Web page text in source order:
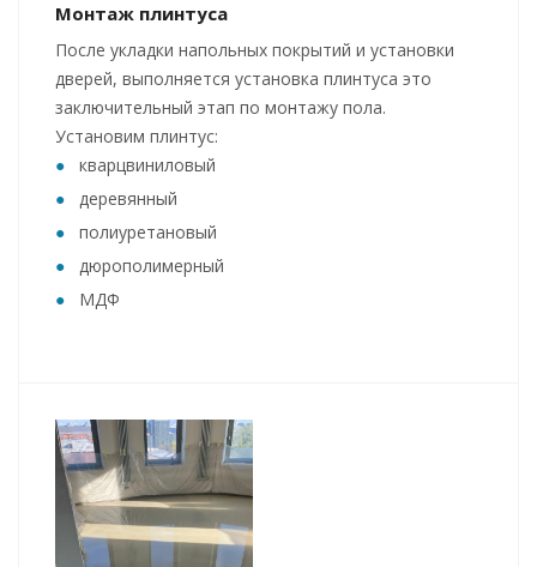
Монтаж плинтуса
После укладки напольных покрытий и установки
дверей, выполняется установка плинтуса это
заключительный этап по монтажу пола.
Установим плинтус:
кварцвиниловый
деревянный
полиуретановый
дюрополимерный
МДФ